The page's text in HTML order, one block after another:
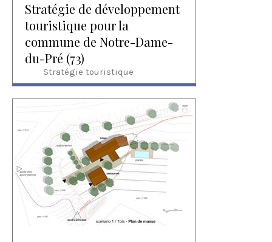
Stratégie de développement
touristique pour la
commune de Notre-Dame-
du-Pré (73)
Stratégie touristique